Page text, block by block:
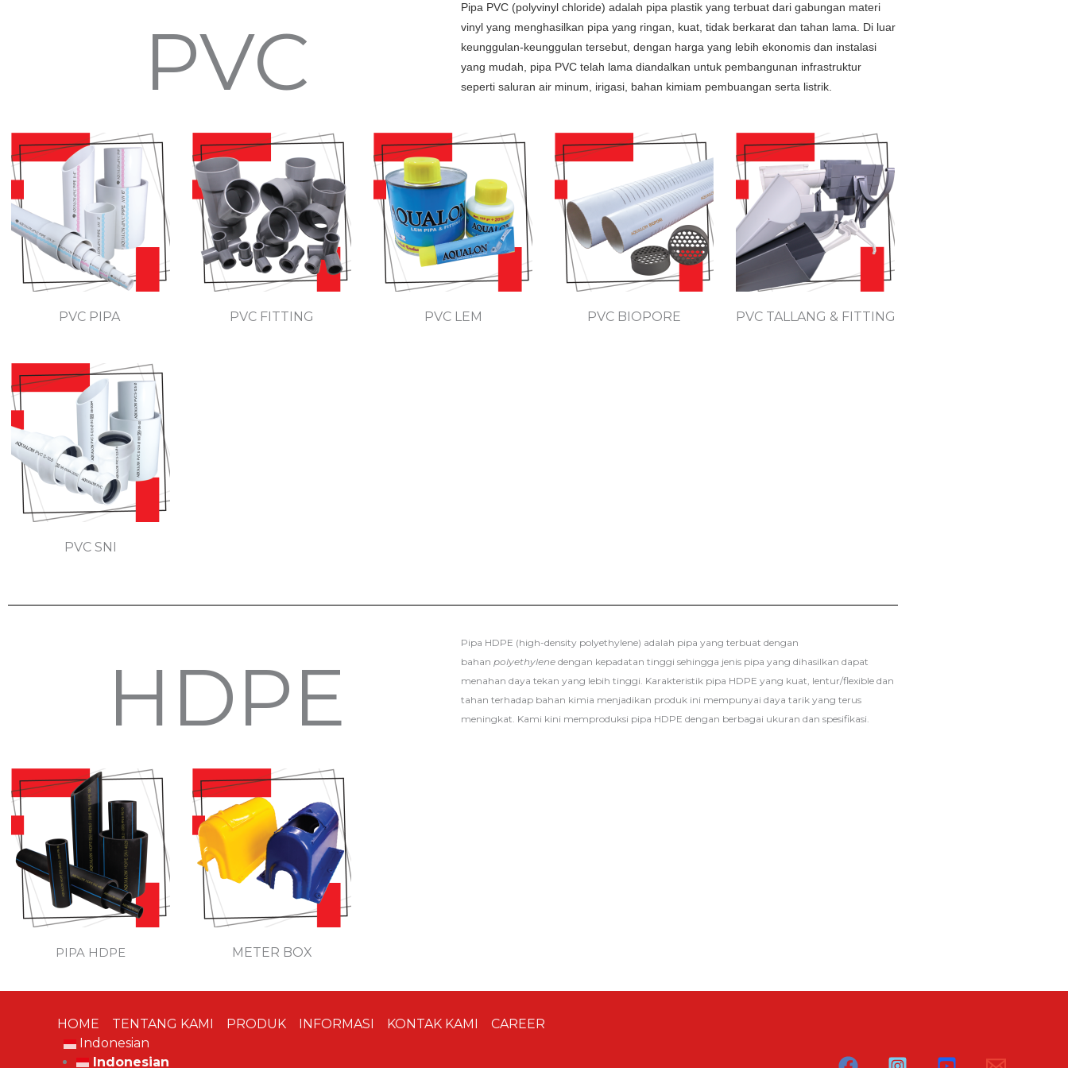
PVC
Pipa PVC (polyvinyl chloride) adalah pipa plastik yang terbuat dari gabungan materi
vinyl yang menghasilkan pipa yang ringan, kuat, tidak berkarat dan tahan lama. Di luar
keunggulan-keunggulan tersebut, dengan harga yang lebih ekonomis dan instalasi
yang mudah, pipa PVC telah lama diandalkan untuk pembangunan infrastruktur
seperti saluran air minum, irigasi, bahan kimiam pembuangan serta listrik.
PVC PIPA
PVC SNI
PVC FITTING PVC LEM PVC BIOPORE PVC TALLANG & FITTING
HDPE
Pipa HDPE (high-density polyethylene) adalah pipa yang terbuat dengan
bahan polyethylene dengan kepadatan tinggi sehingga jenis pipa yang dihasilkan dapat
menahan daya tekan yang lebih tinggi. Karakteristik pipa HDPE yang kuat, lentur/flexible dan
tahan terhadap bahan kimia menjadikan produk ini mempunyai daya tarik yang terus
meningkat. Kami kini memproduksi pipa HDPE dengan berbagai ukuran dan spesifikasi.
PIPA HDPE METER BOX
HOME TENTANG KAMI PRODUK INFORMASI KONTAK KAMI
CAREER
Indonesian
Indonesian